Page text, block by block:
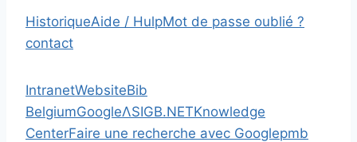
HistoriqueAide / HulpMot de passe oublié ?
contact
IntranetWebsiteBib
BelgiumGoogleΛSIGB.NETKnowledge
CenterFaire une recherche avec Googlepmb